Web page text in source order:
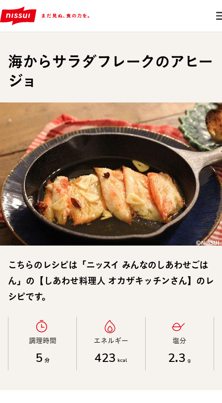
海からサラダフレークのアヒー
ジョ
こちらのレシピは「ニッスイ みんなのしあわせごは
ん」の【しあわせ料理人 オカザキッチンさん】のレ
シピです。
調理時間​
5 分
エネルギー​
423 kcal
塩分​
2.3 g